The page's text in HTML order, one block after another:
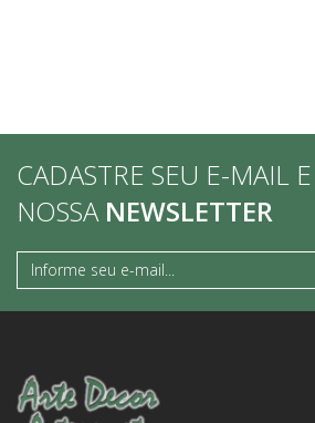
CADASTRE SEU E-MAIL
NOSSA NEWSLETTER